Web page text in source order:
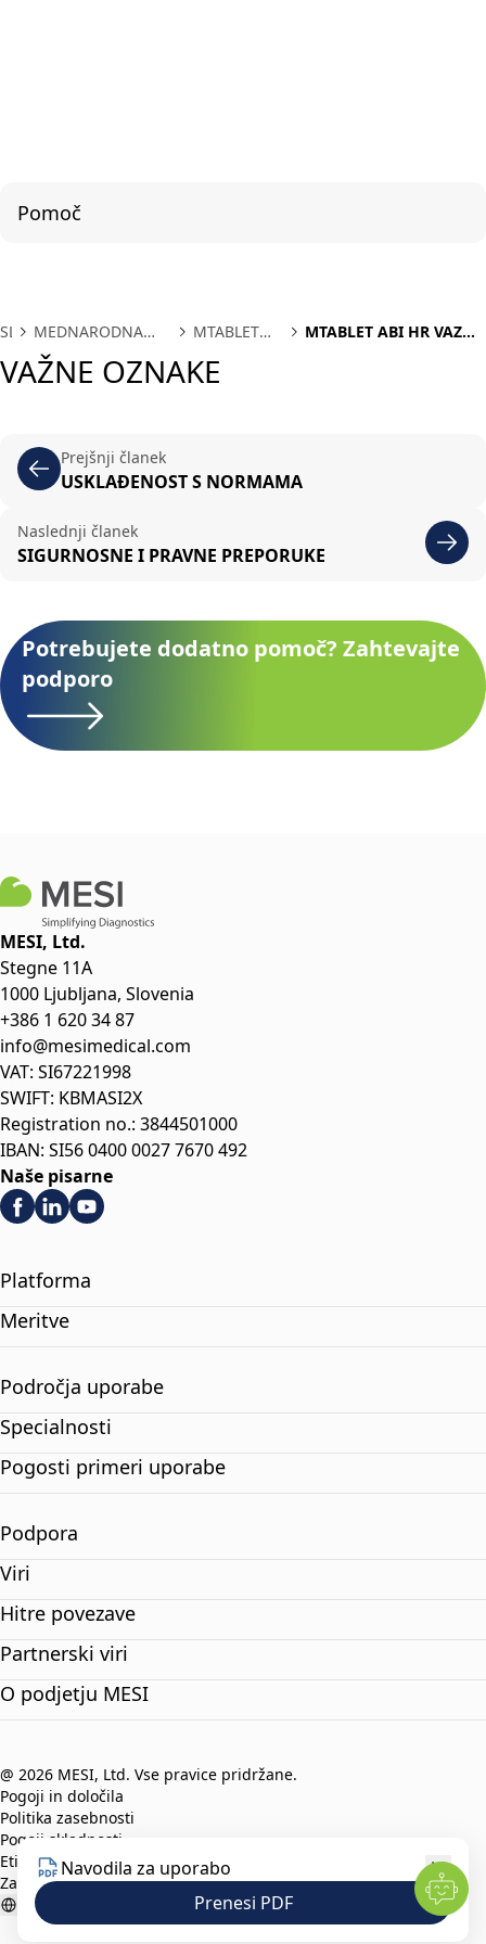
Pomoč
Navodila za uporabo
Prenesi PDF
SL
MEDNARODNA
PODPORA
MTABLET
MTABLET ABI HR VAZNE
VAŽNE OZNAKE
Prejšnji članek
USKLAĐENOST S NORMAMA
Naslednji članek
SIGURNOSNE I PRAVNE PREPORUKE
Potrebujete dodatno pomoč? Zahtevajte
podporo
MESI, Ltd.
Stegne 11A
1000 Ljubljana, Slovenia
+386 1 620 34 87
info@mesimedical.com
VAT: SI67221998
SWIFT: KBMASI2X
Registration no.: 3844501000
IBAN: SI56 0400 0027 7670 492
Naše pisarne
Platforma
Meritve
Področja uporabe
Specialnosti
Pogosti primeri uporabe
Podpora
Viri
Hitre povezave
Partnerski viri
O podjetju MESI
@ 2026 MESI, Ltd. Vse pravice pridržane.
Pogoji in določila
Politika zasebnosti
Pogoji skladnosti
Etični kodeks
Zaščita prijaviteljev
Slovenian